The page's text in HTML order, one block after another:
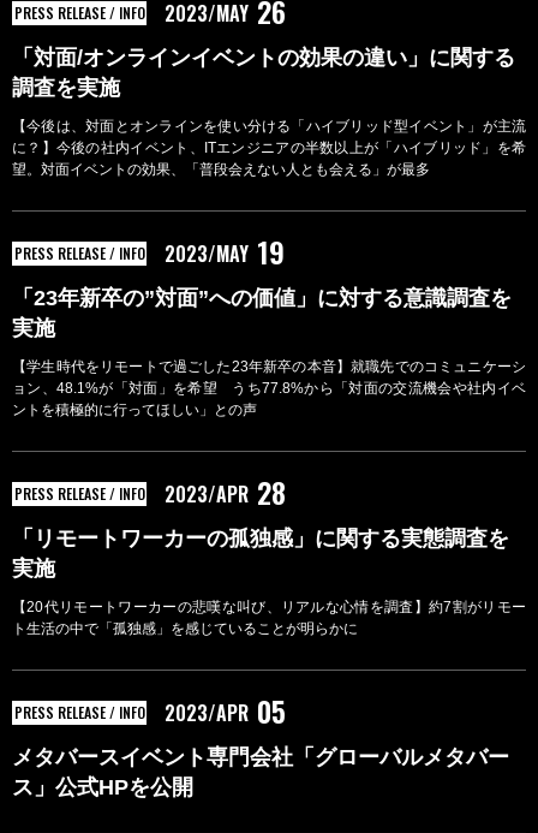
「対面/オンラインイベントの効果の違い」に関する
調査を実施
【今後は、対面とオンラインを使い分ける「ハイブリッド型イベント」が主流
に？】今後の社内イベント、ITエンジニアの半数以上が「ハイブリッド」を希
望。対面イベントの効果、「普段会えない人とも会える」が最多
PRESS RELEASE / INFO 2023/MAY 26
「23年新卒の”対面”への価値」に対する意識調査を
実施
【学生時代をリモートで過ごした23年新卒の本音】就職先でのコミュニケーシ
ョン、48.1%が「対面」を希望 うち77.8%から「対面の交流機会や社内イベ
ントを積極的に行ってほしい」との声
PRESS RELEASE / INFO 2023/MAY 19
「リモートワーカーの孤独感」に関する実態調査を
実施
【20代リモートワーカーの悲嘆な叫び、リアルな心情を調査】約7割がリモー
ト生活の中で「孤独感」を感じていることが明らかに
PRESS RELEASE / INFO 2023/APR 28
メタバースイベント専門会社「グローバルメタバー
ス」公式HPを公開
PRESS RELEASE / INFO 2023/APR 05